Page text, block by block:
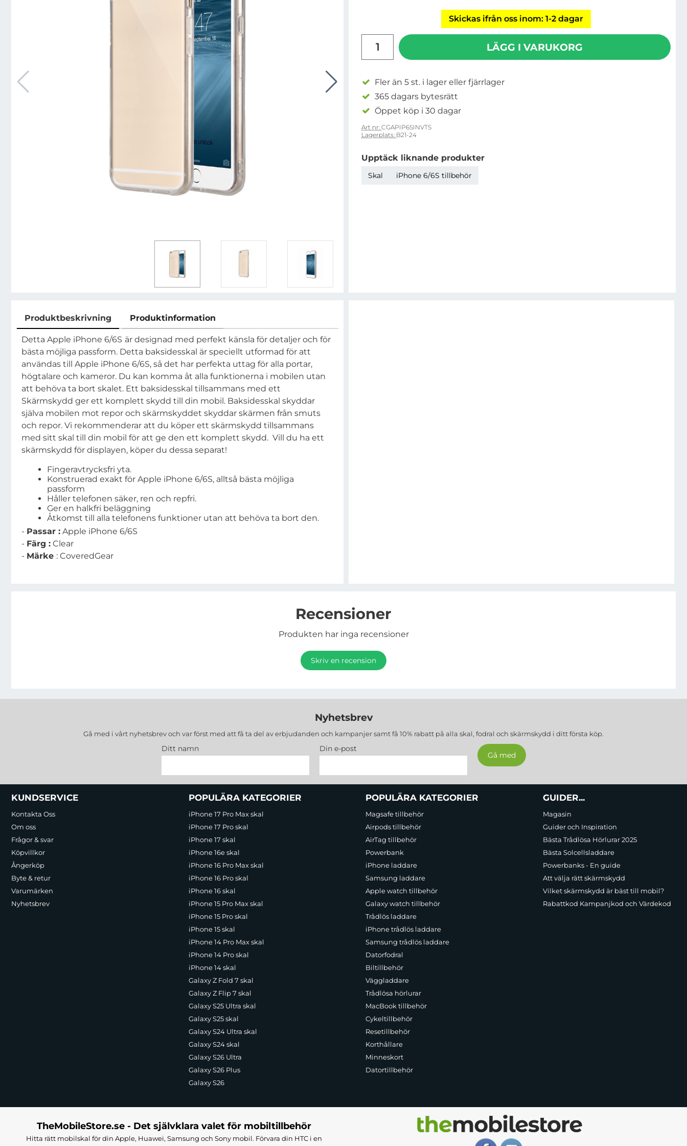
Skickas ifrån oss inom: 1-2 dagar
LÄGG I VARUKORG
Fler än 5 st. i lager eller fjärrlager
365 dagars bytesrätt
Öppet köp i 30 dagar
Art nr: CGAPIP6SINVTS
Lagerplats: B21-24
Upptäck liknande produkter
Skal iPhone 6/6S tillbehör
Produktbeskrivning Produktinformation
Produktbeskrivning
Detta Apple iPhone 6/6S är designad med perfekt känsla för detaljer och för
bästa möjliga passform. Detta baksidesskal är speciellt utformad för att
användas till Apple iPhone 6/6S, så det har perfekta uttag för alla portar,
högtalare och kameror. Du kan komma åt alla funktionerna i mobilen utan
att behöva ta bort skalet. Ett baksidesskal tillsammans med ett
Skärmskydd ger ett komplett skydd till din mobil. Baksidesskal skyddar
själva mobilen mot repor och skärmskyddet skyddar skärmen från smuts
och repor. Vi rekommenderar att du köper ett skärmskydd tillsammans
med sitt skal till din mobil för att ge den ett komplett skydd. Vill du ha ett
skärmskydd för displayen, köper du dessa separat!
Fingeravtrycksfri yta.
Konstruerad exakt för Apple iPhone 6/6S, alltså bästa möjliga
passform
Håller telefonen säker, ren och repfri.
Ger en halkfri beläggning
Åtkomst till alla telefonens funktioner utan att behöva ta bort den.
- Passar : Apple iPhone 6/6S
- Färg : Clear
- Märke : CoveredGear
Recensioner
Produkten har inga recensioner
Skriv en recension
Nyhetsbrev
Gå med i vårt nyhetsbrev och var först med att få ta del av erbjudanden och kampanjer samt få 10% rabatt på alla skal, fodral och skärmskydd i ditt första köp.
Ditt namn Din e-post
Sidfot Blandad info och länkar
KUNDSERVICE
Kontakta Oss
Om oss
Frågor & svar
Köpvillkor
Ångerköp
Byte & retur
Varumärken
Nyhetsbrev
POPULÄRA KATEGORIER
iPhone 17 Pro Max skal
iPhone 17 Pro skal
iPhone 17 skal
iPhone 16e skal
iPhone 16 Pro Max skal
iPhone 16 Pro skal
iPhone 16 skal
iPhone 15 Pro Max skal
iPhone 15 Pro skal
iPhone 15 skal
iPhone 14 Pro Max skal
iPhone 14 Pro skal
iPhone 14 skal
Galaxy Z Fold 7 skal
Galaxy Z Flip 7 skal
Galaxy S25 Ultra skal
Galaxy S25 skal
Galaxy S24 Ultra skal
Galaxy S24 skal
Galaxy S26 Ultra
Galaxy S26 Plus
Galaxy S26
POPULÄRA KATEGORIER
Magsafe tillbehör
Airpods tillbehör
AirTag tillbehör
Powerbank
iPhone laddare
Samsung laddare
Apple watch tillbehör
Galaxy watch tillbehör
Trådlös laddare
iPhone trådlös laddare
Samsung trådlös laddare
Datorfodral
Biltillbehör
Väggladdare
Trådlösa hörlurar
MacBook tillbehör
Cykeltillbehör
Resetillbehör
Korthållare
Minneskort
Datortillbehör
GUIDER...
Magasin
Guider och Inspiration
Bästa Trådlösa Hörlurar 2025
Bästa Solcellsladdare
Powerbanks - En guide
Att välja rätt skärmskydd
Vilket skärmskydd är bäst till mobil?
Rabattkod Kampanjkod och Värdekod
TheMobileStore.se - Det självklara valet för mobiltillbehör
Hitta rätt mobilskal för din Apple, Huawei, Samsung och Sony mobil. Förvara din HTC i en